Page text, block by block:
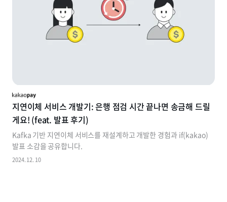
지연이체 서비스 개발기: 은행 점검 시간 끝나면 송금해 드릴
게요! (feat. 발표 후기)
Kafka 기반 지연이체 서비스를 재설계하고 개발한 경험과 if(kakao)
발표 소감을 공유합니다.
2024. 12. 10